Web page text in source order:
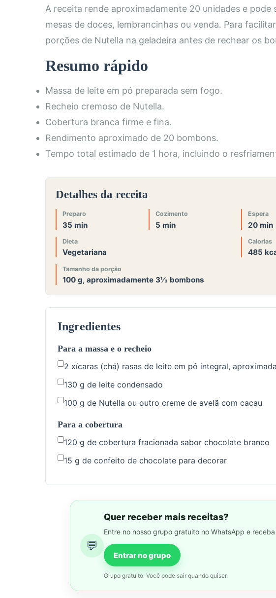
A receita rende aproximadamente 20 unidades e pode
mesas de doces, lembrancinhas ou venda. Para
porções de Nutella na geladeira antes de rechear os
Resumo rápido
Massa de leite em pó preparada sem fogo.
Recheio cremoso de Nutella.
Cobertura branca firme e fina.
Rendimento aproximado de 20 bombons.
Tempo total estimado de 1 hora, incluindo o
Detalhes da receita
Preparo
35 min
Cozimento
5 min
Espera
20 min
Dieta
Vegetariana
Calorias
485
Tamanho da porção
100 g, aproximadamente 3⅓ bombons
Ingredientes
Para a massa e o recheio
2 xícaras (chá) rasas de leite em pó integral,
130 g de leite condensado
100 g de Nutella ou outro creme de avelã com cacau
Para a cobertura
120 g de cobertura fracionada sabor chocolate branco
15 g de confeito de chocolate para decorar
💬
Quer receber mais receitas?
Entre no nosso grupo gratuito no WhatsApp e
Entrar no grupo
Grupo gratuito. Você pode sair quando quiser.